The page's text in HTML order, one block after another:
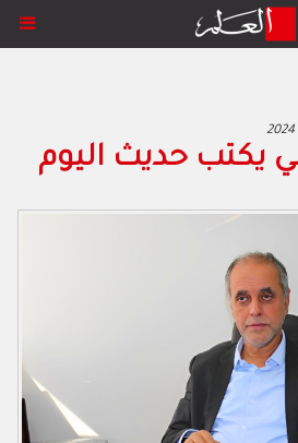
يكتب حديث اليوم